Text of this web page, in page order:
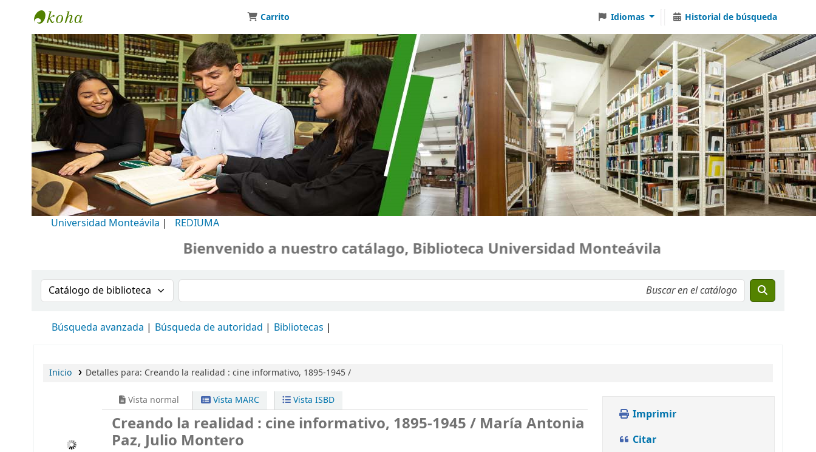
Biblioteca Universidad Monteávila
Carrito Idiomas Historial de búsqueda
Universidad Monteávila | REDIUMA
Bienvenido a nuestro catálago, Biblioteca Universidad Monteávila
Buscar en el catálogo por:Buscar en el catálogo
Búsqueda avanzada Búsqueda de autoridad Bibliotecas
Inicio Detalles para: Creando la realidad : cine informativo, 1895-1945 /
Vista normal Vista MARC Vista ISBD
Creando la realidad : cine informativo, 1895-1945 / María Antonia
Paz, Julio Montero
Imprimir
Citar